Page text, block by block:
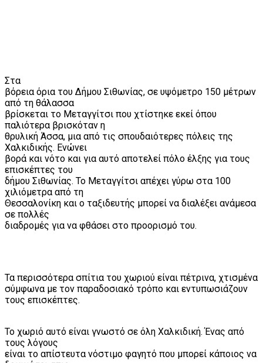
Στα
βόρεια όρια του Δήμου Σιθωνίας, σε υψόμετρο 150 μέτρων
από τη θάλασσα
βρίσκεται το Μεταγγίτσι που χτίστηκε εκεί όπου
παλιότερα βρισκόταν η
θρυλική Άσσα, μια από τις σπουδαιότερες πόλεις της
Χαλκιδικής. Ενώνει
βορά και νότο και για αυτό αποτελεί πόλο έλξης για τους
επισκέπτες του
δήμου Σιθωνίας. Το Μεταγγίτσι απέχει γύρω στα 100
χιλιόμετρα από τη
Θεσσαλονίκη και ο ταξιδευτής μπορεί να διαλέξει ανάμεσα
σε πολλές
διαδρομές για να φθάσει στο προορισμό του.
Τα περισσότερα σπίτια του χωριού είναι πέτρινα, χτισμένα
σύμφωνα με τον παραδοσιακό τρόπο και εντυπωσιάζουν
τους επισκέπτες.
Το χωριό αυτό είναι γνωστό σε όλη Χαλκιδική. Ένας από
τους λόγους
είναι το απίστευτα νόστιμο φαγητό που μπορεί κάποιος να